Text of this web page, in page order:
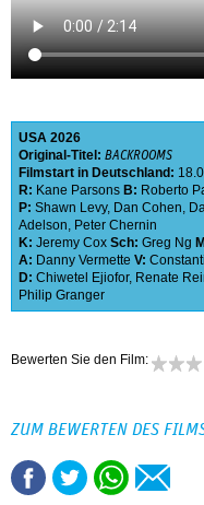
USA 2026
Original-Titel: BACKROOMS
Filmstart in Deutschland:
R: Kane Parsons B: Roberto
P: Shawn Levy, Dan Cohen,
Adelson, Peter Chernin
K: Jeremy Cox Sch: Greg Ng
A: Danny Vermette V:
D: Chiwetel Ejiofor, Renate
Philip Granger
Bewerten Sie den Film:
ZUM BEWERTEN DES